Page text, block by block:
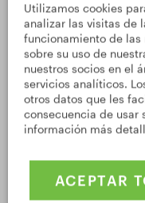
Santa
Utilizamos cookies
analizar las visitas de
funcionamiento de las
sobre su uso de
nuestros socios en el
servicios analíticos.
otros datos que les
consecuencia de usar
información más
ACEPTAR